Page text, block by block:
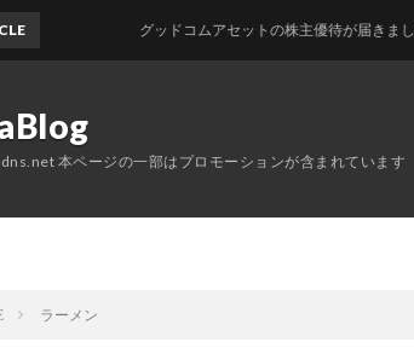
本ページの一部はプロモーションが含まれています
グッドコムアセットの株主優待が届きました
ラーメン